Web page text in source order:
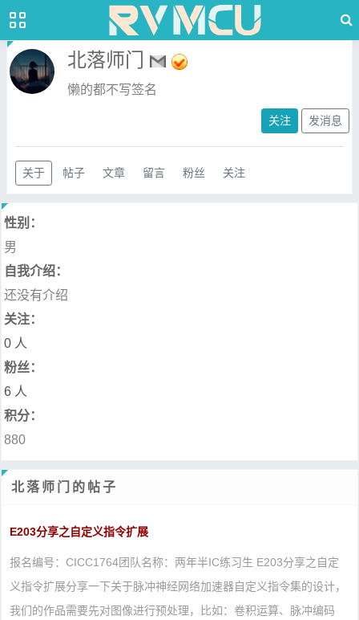
北落师门
懒的都不写签名
关注 发消息
关于 帖子 文章 留言 粉丝 关注
性别：
男
自我介绍：
还没有介绍
关注：
0 人
粉丝：
6 人
积分：
880
北落师门的帖子
E203分享之自定义指令扩展
报名编号：CICC1764团队名称：两年半IC练习生 E203分享之自定
义指令扩展分享一下关于脉冲神经网络加速器自定义指令集的设计，
我们的作品需要先对图像进行预处理，比如：卷积运算、脉冲编码